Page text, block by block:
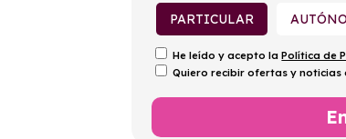
PARTICULAR
He leído y acepto laPolítica de
Quiero recibir ofertas y noticias